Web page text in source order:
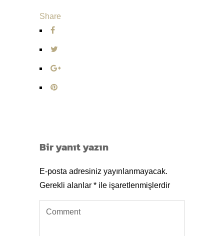
Share
Bir yanıt yazın
E-posta adresiniz yayınlanmayacak.
Gerekli alanlar * ile işaretlenmişlerdir